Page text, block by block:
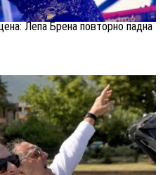
Лепа Брена повторно падна